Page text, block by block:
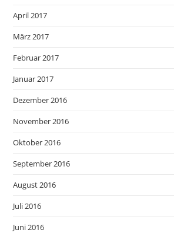
April 2017
März 2017
Februar 2017
Januar 2017
Dezember 2016
November 2016
Oktober 2016
September 2016
August 2016
Juli 2016
Juni 2016